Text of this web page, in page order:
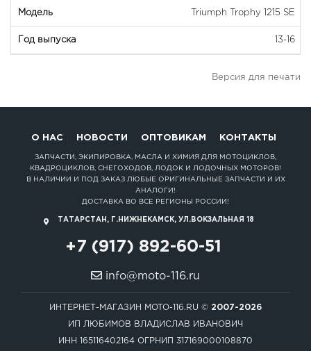
Triumph Trophy 1215 SE
13-16
Версия для печати
О НАС НОВОСТИ ОПТОВИКАМ КОНТАКТЫ
ЗАПЧАСТИ, ЭКИПИРОВКА, МАСЛА И ХИМИЯ ДЛЯ МОТОЦИКЛОВ,
КВАДРОЦИКЛОВ, СНЕГОХОДОВ, ЛОДОК И ЛОДОЧНЫХ МОТОРОВ!
В НАЛИЧИИ И ПОД ЗАКАЗ ЛЮБЫЕ ОРИГИНАЛЬНЫЕ ЗАПЧАСТИ И ИХ
АНАЛОГИ!
ДОСТАВКА ВО ВСЕ РЕГИОНЫ РОССИИ!
ТАТАРСТАН, Г.НИЖНЕКАМСК, УЛ.ВОКЗАЛЬНАЯ 18
+7 (917) 892-60-51
info@moto-116.ru
ИНТЕРНЕТ-МАГАЗИН MOTO-116.RU © 2007-2026
ИП ЛЮБИМОВ ВЛАДИСЛАВ ИВАНОВИЧ
ИНН 165116402164 ОГРНИП 317169000108870